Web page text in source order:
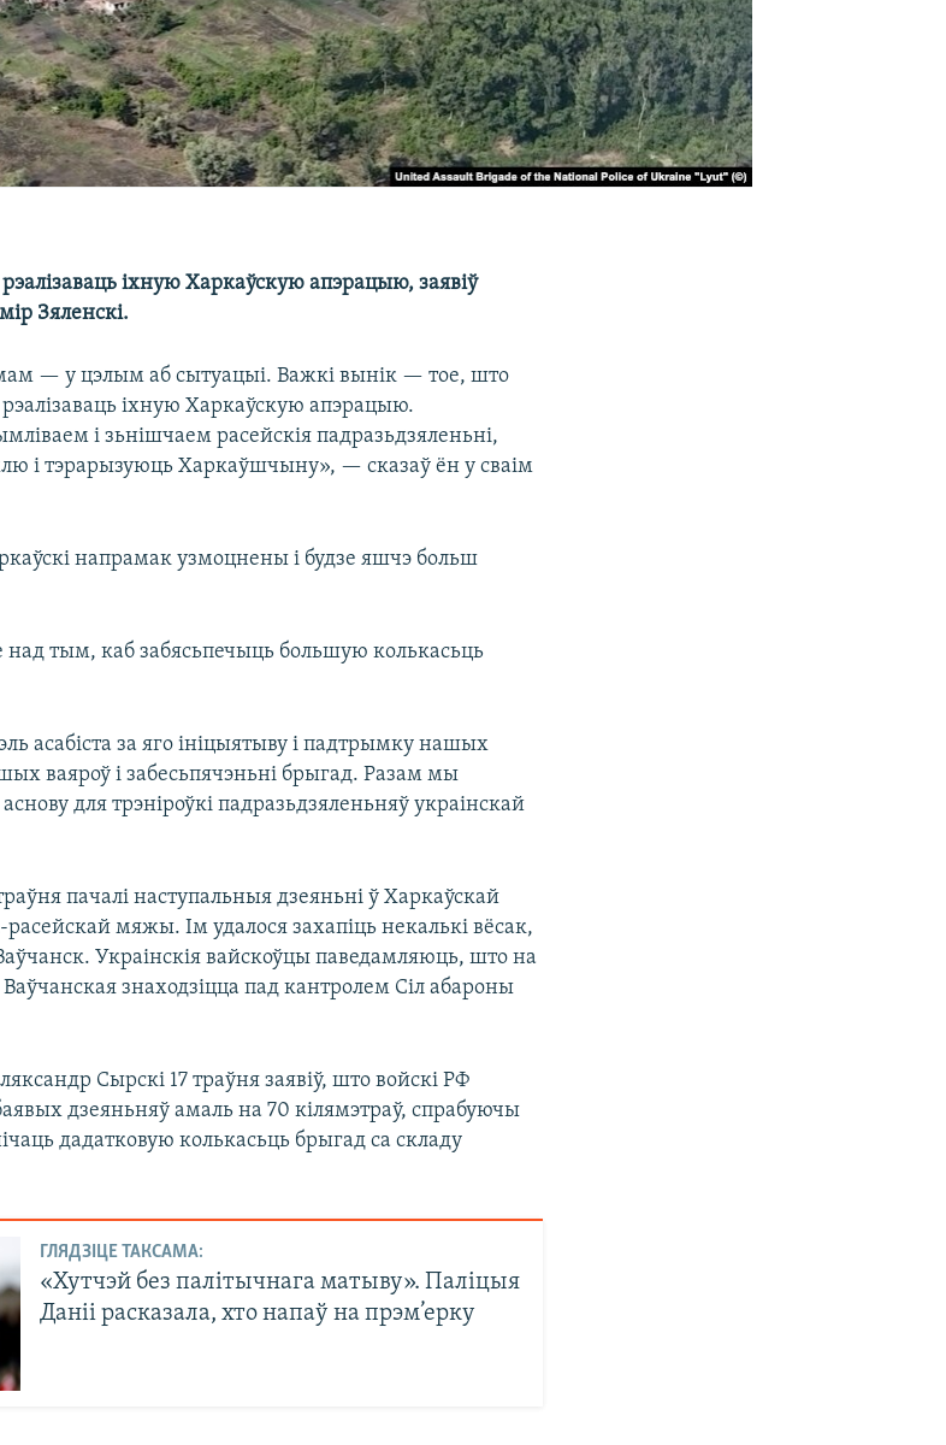
іхную Харкаўскую апэрацыю, заявіў
Зяленскі.
— у цэлым аб сытуацыі. Важкі вынік — тое, што
рэалізаваць іхную Харкаўскую апэрацыю.
і зьнішчаем расейскія падразьдзяленьні,
і тэрарызуюць Харкаўшчыну», — сказаў ён у сваім
напрамак узмоцнены і будзе яшчэ больш
над тым, каб забясьпечыць большую колькасьць
асабіста за яго ініцыятыву і падтрымку нашых
ваяроў і забесьпячэньні брыгад. Разам мы
для трэніроўкі падразьдзяленьняў украінскай
пачалі наступальныя дзеяньні ў Харкаўскай
расейскай мяжы. Ім удалося захапіць некалькі вёсак,
Украінскія вайскоўцы паведамляюць, што на
знаходзіцца пад кантролем Сіл абароны
Сырскі 17 траўня заявіў, што войскі РФ
дзеяньняў амаль на 70 кілямэтраў, спрабуючы
дадатковую колькасьць брыгад са складу
ГЛЯДЗІЦЕ ТАКСАМА:
«Хутчэй без палітычнага матыву». Паліцыя
Даніі расказала, хто напаў на прэм’ерку